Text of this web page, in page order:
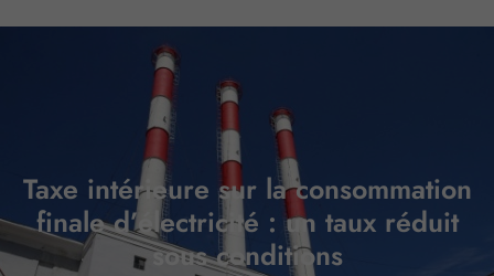
Taxe intérieure sur la consommation
finale d’électricité : un taux réduit
sous conditions